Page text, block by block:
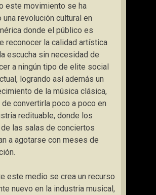
este movimiento se ha
una revolución cultural en
donde el público es
reconocer la calidad artística
escucha sin necesidad de
a ningún tipo de elite social
logrando así además un
de la música clásica,
convertirla poco a poco en
redituable, donde los
las salas de conciertos
a agotarse con meses de
este medio se crea un recurso
nuevo en la industria musical,